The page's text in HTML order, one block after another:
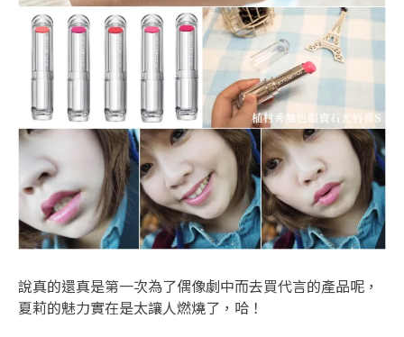
說真的還真是第一次為了偶像劇中而去買代言的產品呢，
夏莉的魅力實在是太讓人燃燒了，哈！